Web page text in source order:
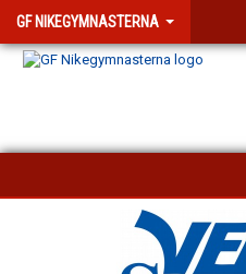
GF NIKEGYMNASTERNA